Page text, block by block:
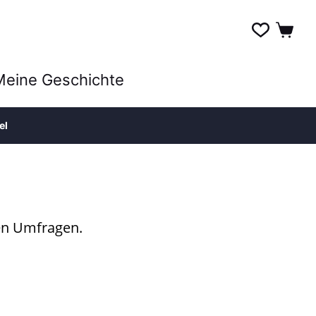
Geschichte
Umfragen.